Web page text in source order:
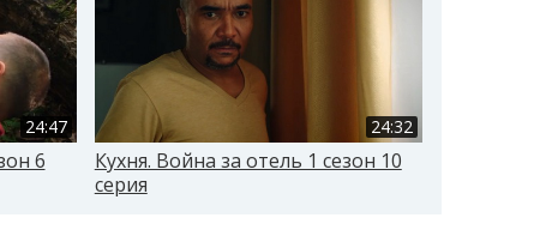
24:47
6
24:32
Кухня. Война за отель 1 сезон 10
серия